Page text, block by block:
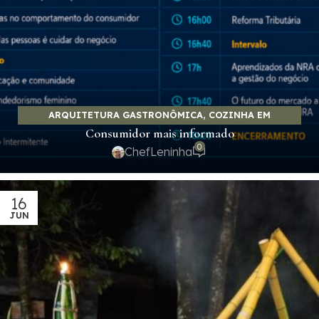
ARQUITETURA GASTRONÔMICA, COZINHA EM
MOVIMENTO,EMPREENDEDORISMO E NEGÓCIOS,
GASTRONOMIA E SABORES
Consumidor mais informado
ChefLeninha 0
16
JUN